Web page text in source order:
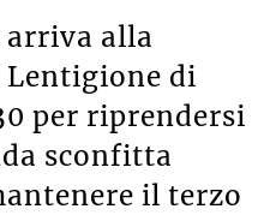
arriva alla
di
per riprendersi
sconfitta
il terzo